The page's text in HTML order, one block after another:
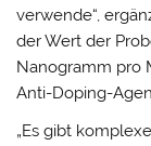
verwende“,
der Wert der
Nanogramm pro
Anti-Doping-
„Es gibt